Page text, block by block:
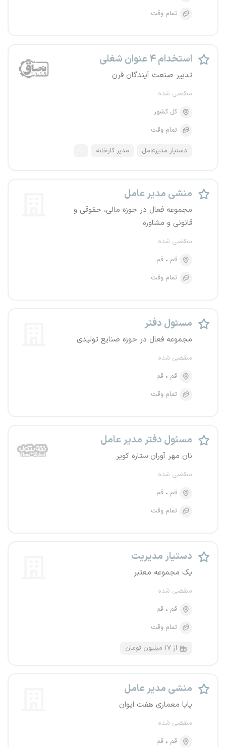
تمام وقت
استخدام ۴ عنوان شغلی
تدبیر صنعت آیندگان قرن
منقضی شده
کل کشور
تمام وقت
دستیار مدیرعامل مدیر کارخانه ...
منشی مدیر عامل
مجموعه فعال در حوزه مالی، حقوقی و
قانونی و مشاوره
منقضی شده
قم
قم
تمام وقت
مسئول دفتر
مجموعه فعال در حوزه صنایع تولیدی
منقضی شده
قم
قم
تمام وقت
مسئول دفتر مدیر عامل
نان مهر آوران ستاره کویر
منقضی شده
قم
قم
تمام وقت
دستیار مدیریت
یک مجموعه معتبر
منقضی شده
قم
قم
تمام وقت
از ۱۷ میلیون تومان
منشی مدیر عامل
پایا معماری هفت ایوان
منقضی شده
قم
قم